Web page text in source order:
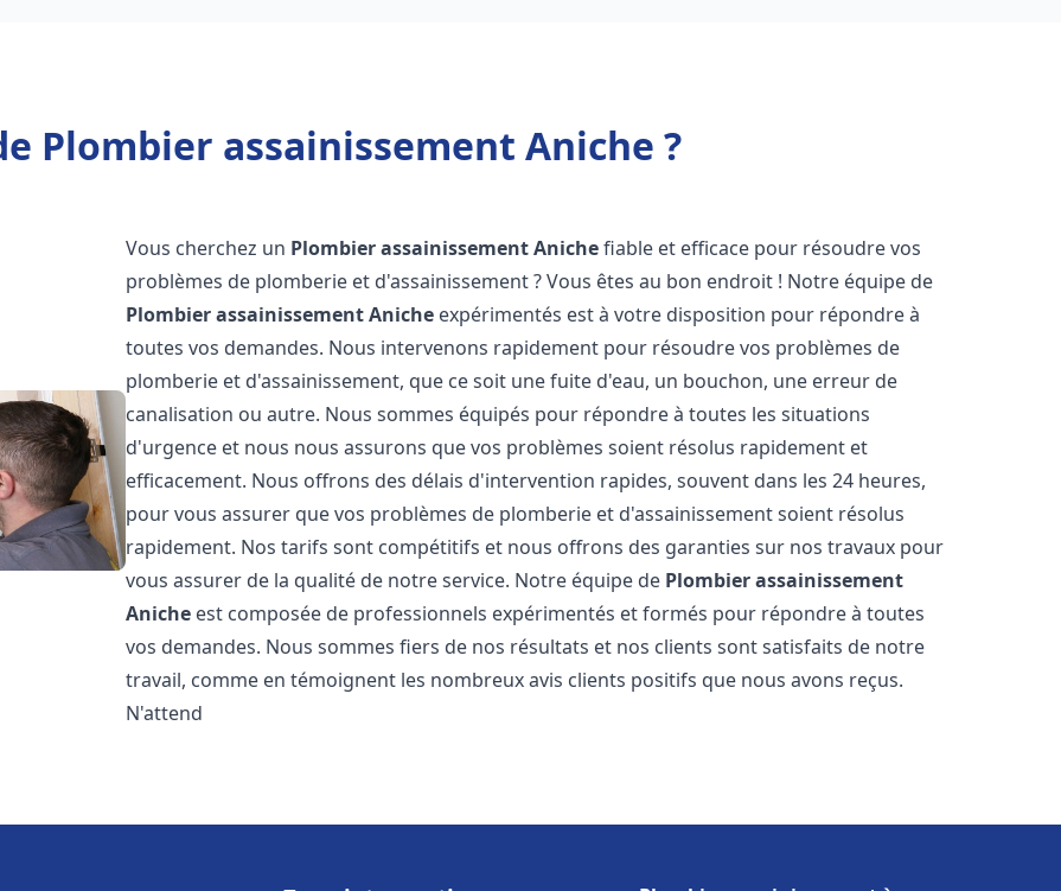
Plombier assainissement Aniche ?
Vous cherchez un Plombier assainissementAnichefiable et efficace pour résoudre vos
problèmes de plomberie et d'assainissement ? Vous êtes au bon endroit ! Notre équipe de
Plombier assainissementAniche expérimentés est à votre disposition pour répondre à
toutes vos demandes. Nous intervenons rapidement pour résoudre vos problèmes de
plomberie et d'assainissement, que ce soit une fuite d'eau, un bouchon, une erreur de
canalisation ou autre. Nous sommes équipés pour répondre à toutes les situations
d'urgence et nous nous assurons que vos problèmes soient résolus rapidement et
efficacement. Nous offrons des délais d'intervention rapides, souvent dans les 24 heures,
pour vous assurer que vos problèmes de plomberie et d'assainissement soient résolus
rapidement. Nos tarifs sont compétitifs et nous offrons des garanties sur nos travaux pour
vous assurer de la qualité de notre service. Notre équipe de Plombier assainissement
Aniche est composée de professionnels expérimentés et formés pour répondre à toutes
vos demandes. Nous sommes fiers de nos résultats et nos clients sont satisfaits de notre
travail, comme en témoignent les nombreux avis clients positifs que nous avons reçus.
N'attend